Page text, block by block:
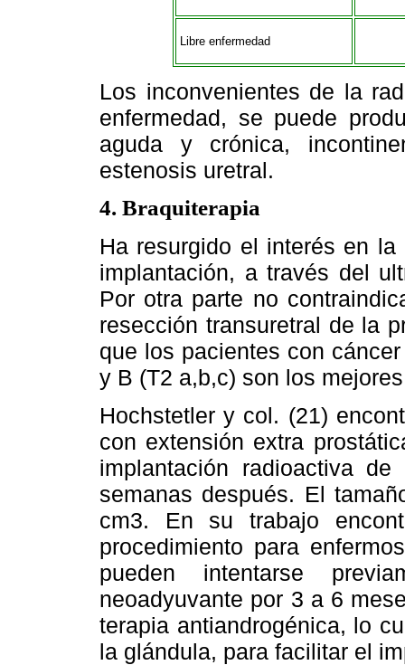
Libre enfermedad
Los inconvenientes de la
enfermedad, se puede
aguda y crónica,
estenosis uretral.
4. Braquiterapia
Ha resurgido el interés en
implantación, a través del
Por otra parte no
resección transuretral de la
que los pacientes con
y B (T2 a,b,c) son los
Hochstetler y col. (21)
con extensión extra
implantación radioactiva
semanas después. El
cm3. En su trabajo
procedimiento para
pueden intentarse
neoadyuvante por 3 a 6
terapia antiandrogénica, lo
la glándula, para facilitar el